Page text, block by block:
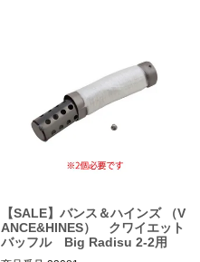
Vance&Hines（バンス＆ハインズ）
【SALE】バンス＆ハインズ （V
ANCE&HINES） クワイエット
バッフル Big Radisu 2-2用